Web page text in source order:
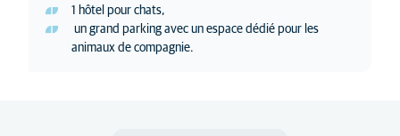
1 hôtel pour chats,
un grand parking avec un espace dédié pour les
animaux de compagnie.